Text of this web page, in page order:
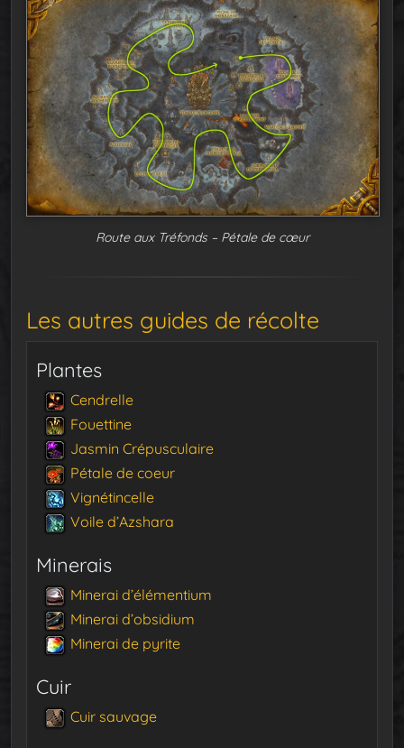
Route aux Tréfonds – Pétale de cœur
Les autres guides de récolte
Plantes
Cendrelle
Fouettine
Jasmin Crépusculaire
Pétale de coeur
Vignétincelle
Voile d’Azshara
Minerais
Minerai d’élémentium
Minerai d’obsidium
Minerai de pyrite
Cuir
Cuir sauvage